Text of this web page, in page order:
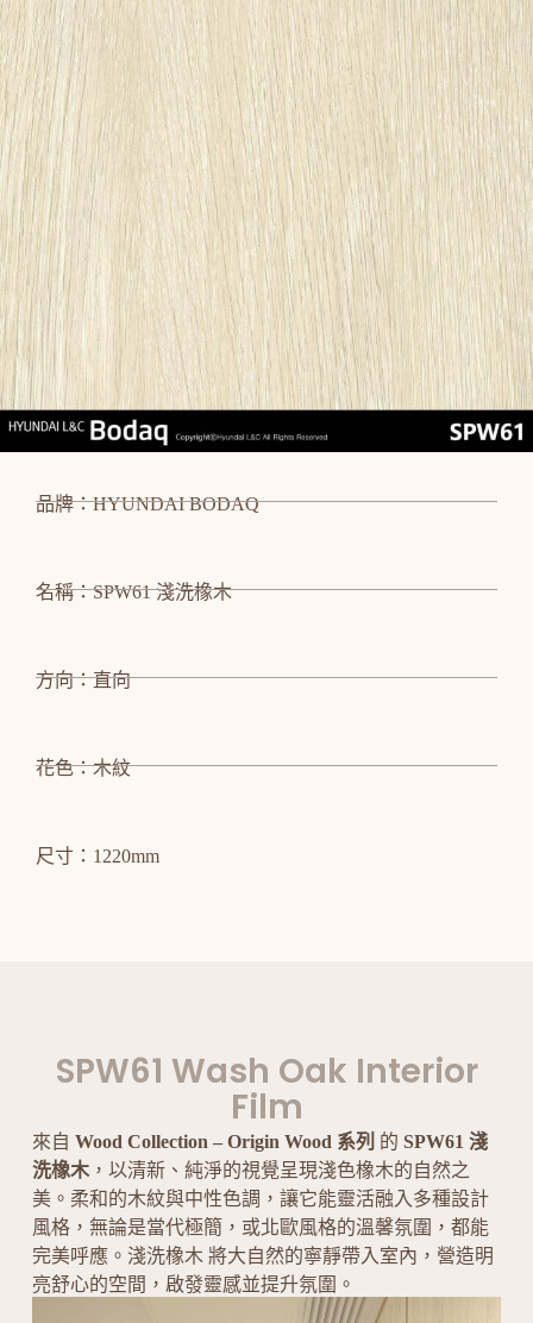
品牌：HYUNDAI BODAQ
名稱：SPW61 淺洗橡木
方向：直向
花色：木紋
尺寸：1220mm
SPW61 Wash Oak Interior
Film
來自 Wood Collection – Origin Wood 系列 的 SPW61 淺
洗橡木，以清新、純淨的視覺呈現淺色橡木的自然之
美。柔和的木紋與中性色調，讓它能靈活融入多種設計
風格，無論是當代極簡，或北歐風格的溫馨氛圍，都能
完美呼應。淺洗橡木 將大自然的寧靜帶入室內，營造明
亮舒心的空間，啟發靈感並提升氛圍。